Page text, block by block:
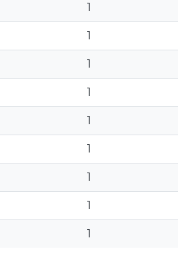
1
1
1
1
1
1
1
1
1